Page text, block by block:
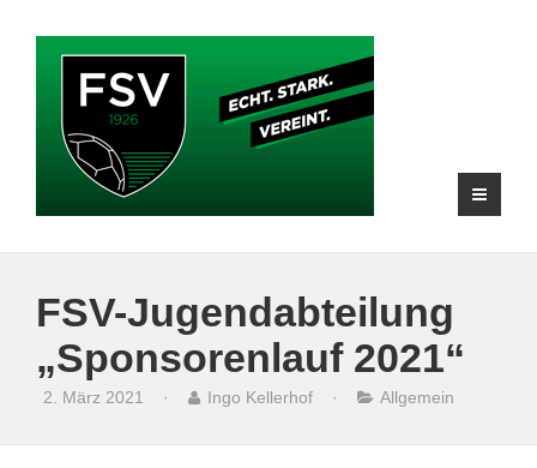
FSV-Jugendabteilung
„Sponsorenlauf 2021“
2. März 2021 · Ingo Kellerhof · Allgemein